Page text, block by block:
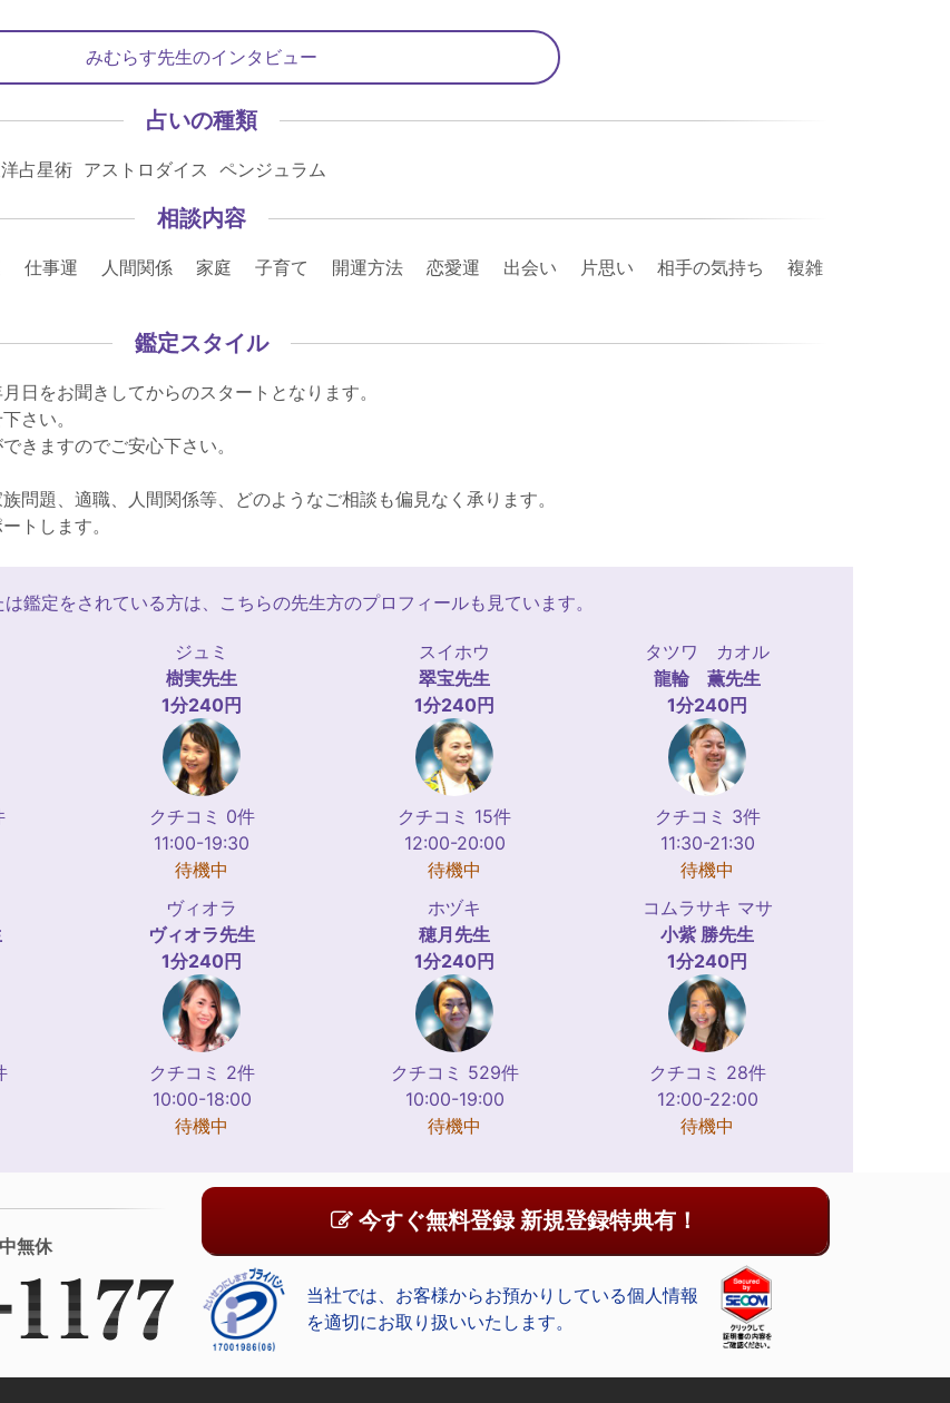
みむらす先生のインタビュー
占いの種類
占星術 アストロダイス ペンジュラム
相談内容
事運 人間関係 家庭 子育て 開運方法 恋愛運 出会い 片思い 相手の気持ち 複雑
鑑定スタイル
日をお聞きしてからのスタートとなります。
さい。
きますのでご安心下さい。
問題、適職、人間関係等、どのようなご相談も偏見なく承ります。
トします。
鑑定をされている方は、こちらの先生方のプロフィールも見ています。
ジュミ
樹実先生
1分240円
クチコミ 0件
11:00-19:30
待機中
スイホウ
翠宝先生
1分240円
クチコミ 15件
12:00-20:00
待機中
タツワ カオル
龍輪 薫先生
1分240円
クチコミ 3件
11:30-21:30
待機中
ヴィオラ
ヴィオラ先生
1分240円
クチコミ 2件
10:00-18:00
待機中
ホヅキ
穂月 先生
1分240円
クチコミ 529件
10:00-19:00
待機中
コムラサキ マサ
小紫 勝先生
1分240円
クチコミ 28件
12:00-22:00
待機中
無休
今すぐ無料登録 新規登録特典有！
当社では、お客様からお預かりしている個人情報
を適切にお取り扱いいたします。